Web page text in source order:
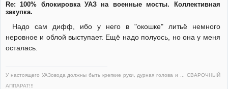
Re: 100% блокировка УАЗ на военные мосты. Коллективная
закупка.
Надо сам дифф, ибо у него в "окошке" литьё немного
неровное и облой выступает. Ещё надо полуось, но она у меня
осталась.
У настоящего УАЗовода должны быть крепкие руки, дурная голова и ... СВАРОЧНЫЙ
АППАРАТ!!!